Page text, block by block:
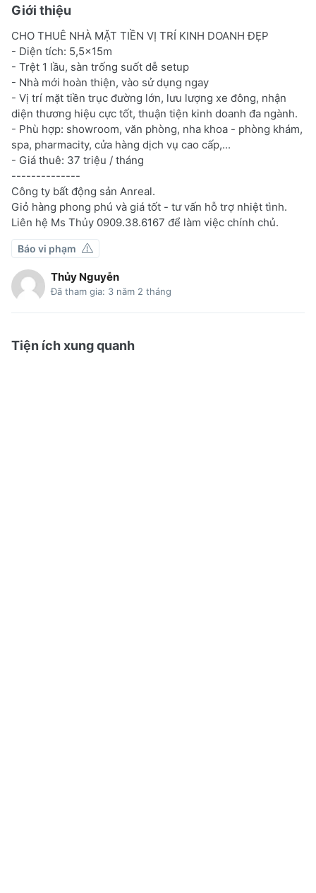
Giới thiệu
CHO THUÊ NHÀ MẶT TIỀN VỊ TRÍ KINH DOANH ĐẸP
- Diện tích: 5,5x15m
- Trệt 1 lầu, sàn trống suốt dễ setup
- Nhà mới hoàn thiện, vào sử dụng ngay
- Vị trí mặt tiền trục đường lớn, lưu lượng xe đông, nhận
diện thương hiệu cực tốt, thuận tiện kinh doanh đa ngành.
- Phù hợp: showroom, văn phòng, nha khoa - phòng khám,
spa, pharmacity, cửa hàng dịch vụ cao cấp,...
- Giá thuê: 37 triệu / tháng
--------------
Công ty bất động sản Anreal.
Giỏ hàng phong phú và giá tốt - tư vấn hỗ trợ nhiệt tình.
Liên hệ Ms Thủy 0909.38.6167 để làm việc chính chủ.
Báo vi phạm
Thủy Nguyễn
Đã tham gia: 3 năm 2 tháng
Tiện ích xung quanh